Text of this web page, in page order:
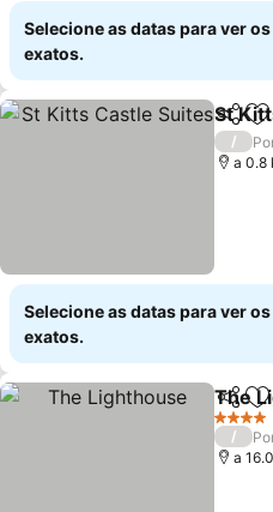
Selecione as datas para ver
exatos.
St
/
a 0.8
Selecione as datas para ver
exatos.
The
4 Estrelas
/
a